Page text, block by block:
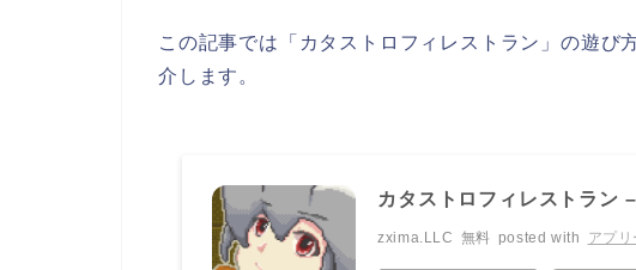
この記事では「カタストロフィレストラン」の遊び
介します。
カタストロフィレストラン
zxima.LLC 無料 posted with アプリ